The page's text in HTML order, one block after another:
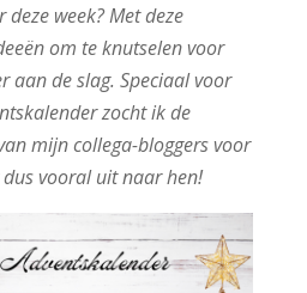
week? Met deze
om te knutselen voor
aan de slag. Speciaal voor
zocht ik de
mijn collega-bloggers voor
vooral uit naar hen!